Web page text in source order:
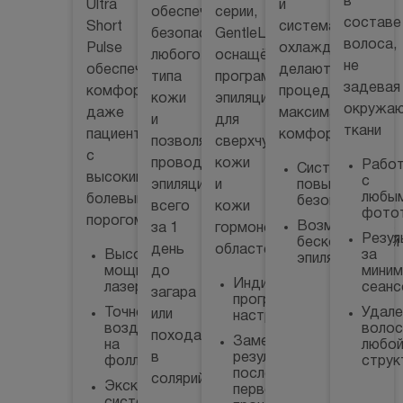
Ultra
Short
Pulse
обеспечивает
комфорт
даже
пациентам
с
высоким
болевым
порогом
Высокая
мощность
лазера
Точное
воздействие
на
фолликулу
Эксклюзивная
обеспечивает
безопасность
любого
типа
кожи
и
позволяет
проводить
эпиляцию
всего
за 1
день
до
загара
или
похода
в
солярий
серии,
GentleLas
оснащён
программами
эпиляции
для
сверхчувствительной
кожи
и
кожи
гормонозависимых
областей
Индивидуальные
программы
настроек
Заметный
результат
после
первой
и
система
охлаждения
делают
процедуру
максимально
комфортной
Система
повышенной
безопасности
Возможность
бесконтактной
эпиляции
составе
волоса,
не
задевая
ткани
с
за
волос
любой